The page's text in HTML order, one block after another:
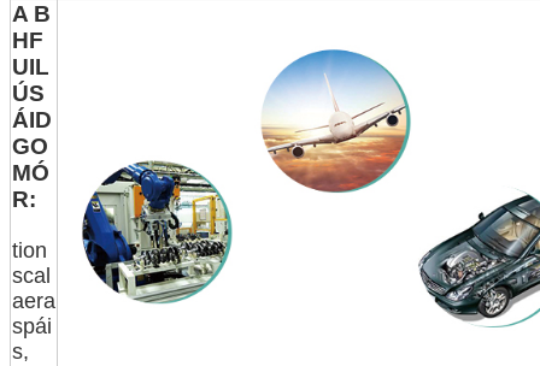
A B
HF
UIL
ÚS
ÁID
GO
MÓ
R:
tion
scal
aera
spái
s,